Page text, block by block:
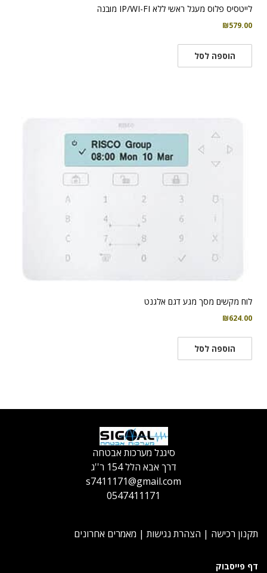
לייטסיס פלוס מעגל ראשי ללא IP/WI-FI מובנה
₪579.00
הוספה לסל
לוח מקשים מסך מגע דגם אלגנט
₪624.00
הוספה לסל
סיגנל מערכות אבטחה
דרך אבא הלל 154 ר''ג
s7411171@gmail.com
0547411171
תקנון רכישה | הצהרת נגישות | מאמרים אחרונים
דף פייסבוק